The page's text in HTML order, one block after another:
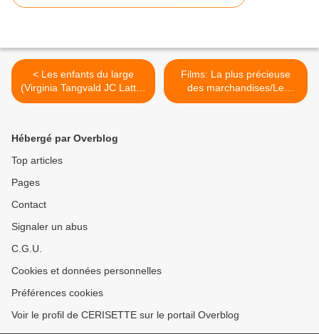
< Les enfants du large
(Virginia Tangvald JC Lattès
2024)
Films: La plus précieuse
des marchandises/Le
quatrième mur/Jane Austen
Hébergé par Overblog
Top articles
Pages
Contact
Signaler un abus
C.G.U.
Cookies et données personnelles
Préférences cookies
Voir le profil de CERISETTE sur le portail Overblog